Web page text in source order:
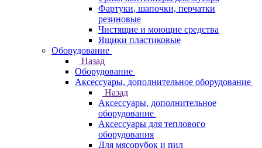
Фартуки, шапочки, перчатки
резиновые
Чистящие и моющие средства
Ящики пластиковые
Оборудование
Назад
Оборудование
Аксессуары, дополнительное оборудование
Назад
Аксессуары, дополнительное
оборудование
Аксессуары для теплового
оборудования
Для мясорубок и пил